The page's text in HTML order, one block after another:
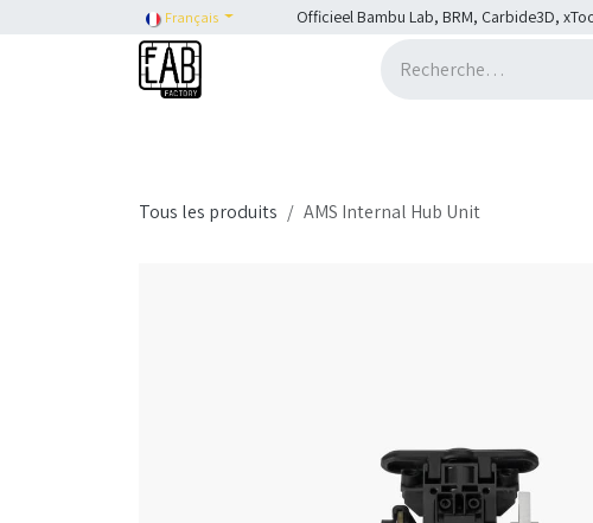
Se rendre au contenuFrançais Officieel Bambu Lab, BRM, Carbide3D,
Tous les produits AMS Internal Hub Unit